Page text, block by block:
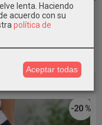
MAYORAL
-20 %
lenta. Haciendo
acuerdo con su
política de
Aceptar todas